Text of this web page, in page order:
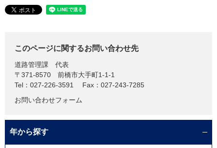
このページに関するお問い合わせ先
道路管理課
代表
〒371-8570
前橋市大手町1-1-1
Tel：027-226-3591
Fax：027-243-7285
お問い合わせフォーム
年から探す